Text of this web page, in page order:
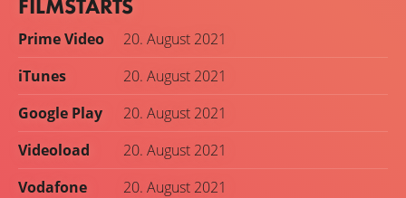
Prime Video
20. August 2021
iTunes
20. August 2021
Google Play
20. August 2021
Videoload
20. August 2021
Vodafone
20. August 2021